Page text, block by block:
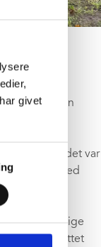
givet
daginstitution
i gang – og det var
sammen med
og bæredygtige
bliver indrettet